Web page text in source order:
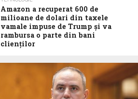
Amazon a recuperat 600 de
milioane de dolari din taxele
vamale impuse de Trump şi va
rambursa o parte din bani
clienţilor